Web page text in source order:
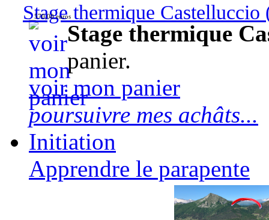
Stage thermique Castelluccio
570,00 euros
Stage thermique
panier.
voir mon panier
poursuivre mes achâts...
Initiation
Apprendre le parapente